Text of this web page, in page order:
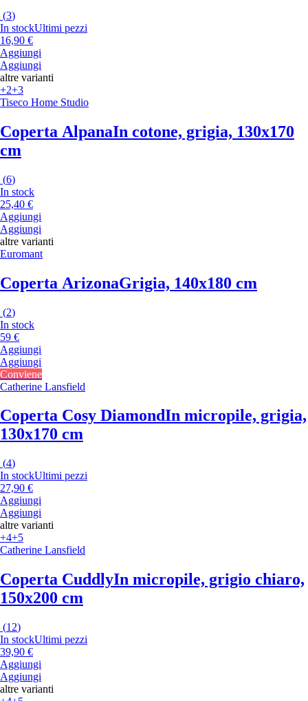
(3)
In stockUltimi pezzi
16,90 €
Aggiungi
Aggiungi
altre varianti
+2+3
Tiseco Home Studio
Coperta AlpanaIn cotone, grigia, 130x170
cm
(6)
In stock
25,40 €
Aggiungi
Aggiungi
altre varianti
Euromant
Coperta ArizonaGrigia, 140x180 cm
(2)
In stock
59 €
Aggiungi
Aggiungi
Conviene
Catherine Lansfield
Coperta Cosy DiamondIn micropile, grigia,
130x170 cm
(4)
In stockUltimi pezzi
27,90 €
Aggiungi
Aggiungi
altre varianti
+4+5
Catherine Lansfield
Coperta CuddlyIn micropile, grigio chiaro,
150x200 cm
(12)
In stockUltimi pezzi
39,90 €
Aggiungi
Aggiungi
altre varianti